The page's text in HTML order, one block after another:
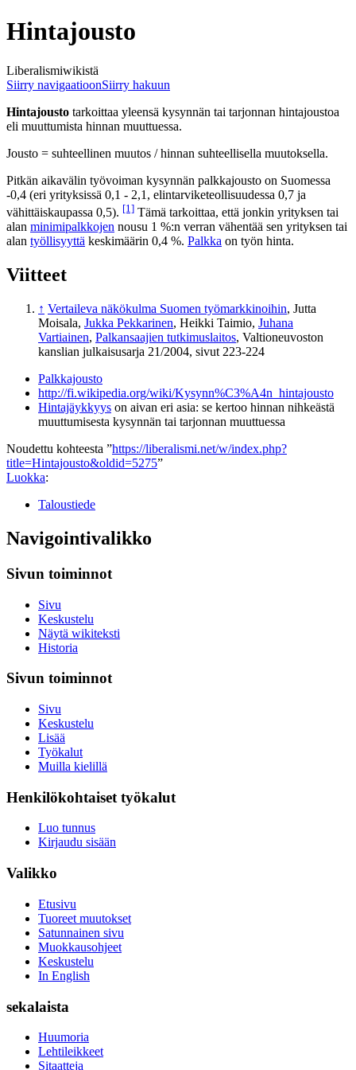
Hintajousto
Liberalismiwikistä
Siirry navigaatioonSiirry hakuun
Hintajousto tarkoittaa yleensä kysynnän tai tarjonnan hintajoustoa
eli muuttumista hinnan muuttuessa.
Jousto = suhteellinen muutos / hinnan suhteellisella muutoksella.
Pitkän aikavälin työvoiman kysynnän palkkajousto on Suomessa
-0,4 (eri yrityksissä 0,1 - 2,1, elintarviketeollisuudessa 0,7 ja
vähittäiskaupassa 0,5). [1] Tämä tarkoittaa, että jonkin yrityksen tai
alan minimipalkkojen nousu 1 %:n verran vähentää sen yrityksen tai
alan työllisyyttä keskimäärin 0,4 %. Palkka on työn hinta.
Viitteet
↑ Vertaileva näkökulma Suomen työmarkkinoihin, Jutta
Moisala, Jukka Pekkarinen, Heikki Taimio, Juhana
Vartiainen, Palkansaajien tutkimuslaitos, Valtioneuvoston
kanslian julkaisusarja 21/2004, sivut 223-224
Palkkajousto
http://fi.wikipedia.org/wiki/Kysynn%C3%A4n_hintajousto
Hintajäykkyys on aivan eri asia: se kertoo hinnan nihkeästä
muuttumisesta kysynnän tai tarjonnan muuttuessa
Noudettu kohteesta ”https://liberalismi.net/w/index.php?
title=Hintajousto&oldid=5275”
Luokka:
Taloustiede
Navigointivalikko
Sivun toiminnot
Sivu
Keskustelu
Näytä wikiteksti
Historia
Sivun toiminnot
Sivu
Keskustelu
Lisää
Työkalut
Muilla kielillä
Henkilökohtaiset työkalut
Luo tunnus
Kirjaudu sisään
Valikko
Etusivu
Tuoreet muutokset
Satunnainen sivu
Muokkausohjeet
Keskustelu
In English
sekalaista
Huumoria
Lehtileikkeet
Sitaatteja